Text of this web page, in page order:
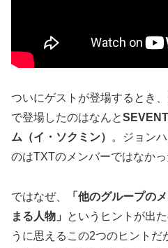
ついにゲストが登場するとき
で登場したのはなんと
ム（イ・ソクミン）
。ジョン
のはTXTのメンバーではなかっ
ではなぜ、
「他のグループの
まる人物」
というヒントが出
うに思えるこの2つのヒントだ